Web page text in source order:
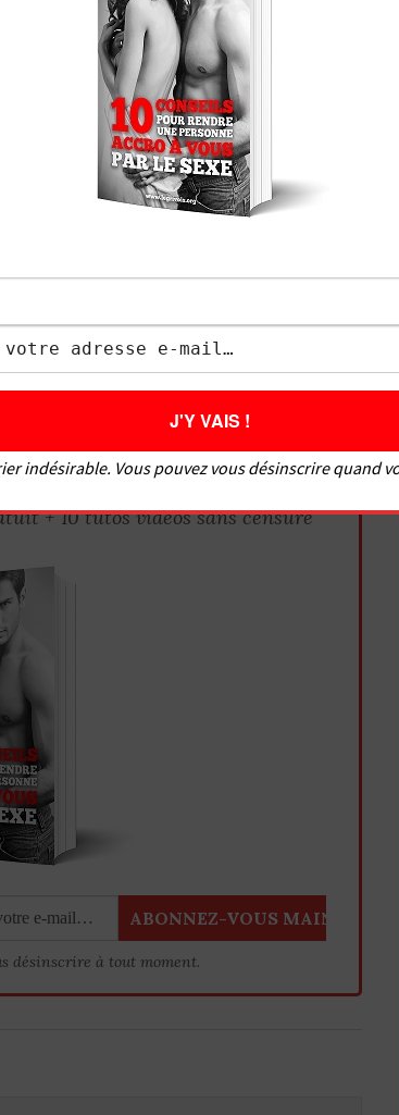
sujets variés comme : comment bien
une fille, comment faire un cunnilingus,
une fellation, les meilleures positions, etc.
l’amour !
fabricejulien.com/reseaux-sociaux-de-
la rendre folle ?
avec une fille ?
la première fois
à la newsletter
+ 10 tutos vidéos sans censure
désinscrire à tout moment.
indésirable. Vous pouvez vous désinscrire quand